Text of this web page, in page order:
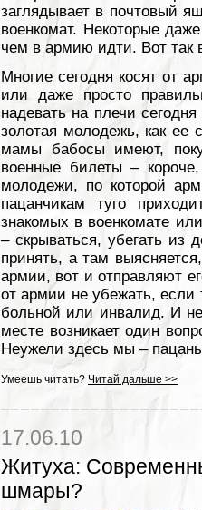
заглядывает в почтовый
военкомат. Некоторые
чем в армию идти. Вот так
Многие сегодня косят от
или даже просто
надевать на плечи
золотая молодежь, как ее
мамы бабосы имеют,
военные билеты –
молодежи, по которой
пацанчикам туго
знакомых в военкомате
– скрываться, убегать из
принять, а там
армии, вот и отправляют
от армии не убежать,
больной или инвалид. И
месте возникает один
Неужели здесь мы –
Умеешь читать? Читай дальше >>
17.06.10
Житуха:
шмары?